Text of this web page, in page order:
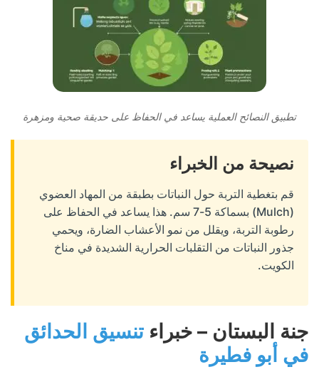
تطبيق النصائح العملية يساعد في الحفاظ على حديقة صحية ومزهرة
نصيحة من الخبراء
قم بتغطية التربة حول النباتات بطبقة من المهاد العضوي
(Mulch) بسماكة 5-7 سم. هذا يساعد في الحفاظ على
رطوبة التربة، ويقلل من نمو الأعشاب الضارة، ويحمي
جذور النباتات من التقلبات الحرارية الشديدة في مناخ
الكويت.
جنة البستان – خبراء تنسيق الحدائق
في أبو فطيرة